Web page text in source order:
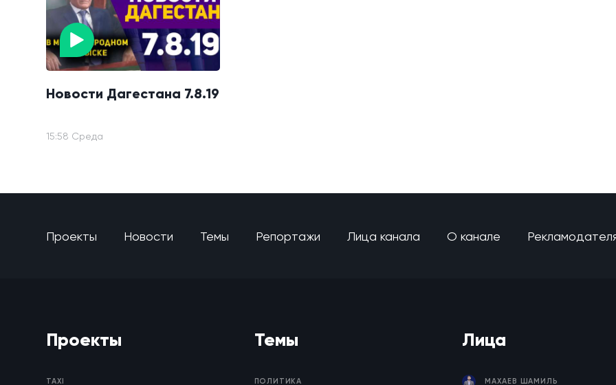
Новости Дагестана 7.8.19
15:58 Среда
Проекты Новости Темы Репортажи Лица канала О канале
Проекты
TAXI
Темы
ПОЛИТИКА
Лица
МАХАЕВ ШАМИЛЬ